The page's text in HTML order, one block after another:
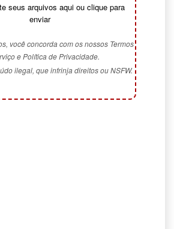
seus arquivos aqui ou clique para
enviar
você concorda com os nossos Termos
e Política de Privacidade.
ilegal, que infrinja direitos ou NSFW.